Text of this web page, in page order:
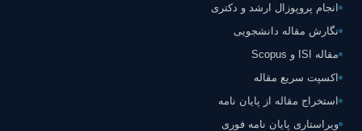
انجام پروپوزال ارشد و دکتری
نگارش مقاله دانشجویی
مقاله ISI و Scopus
اکسپت سریع مقاله
استخراج مقاله از پایان نامه
ویراستاری پایان نامه فوری